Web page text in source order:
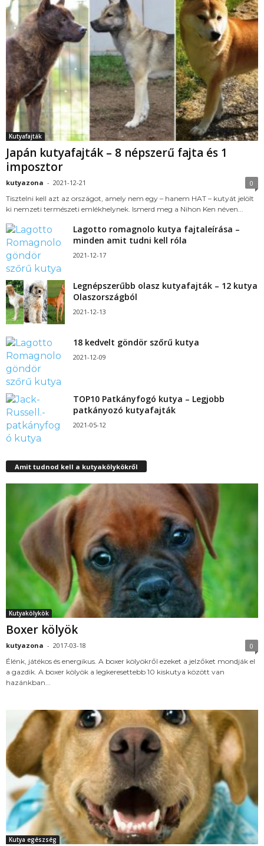
Kutyafajták
Japán kutyafajták – 8 népszerű fajta és 1
imposztor
kutyazona - 2021-12-21
0
Tisztelni kell azt az országot, amely nem egy – hanem HAT – kutyát jelölt
ki nemzeti természeti emlékhelynek. Ismerd meg a Nihon Ken néven...
Lagotto romagnolo kutya fajtaleírása –
minden amit tudni kell róla
2021-12-17
Legnépszerűbb olasz kutyafajták – 12 kutya
Olaszországból
2021-12-13
18 kedvelt göndör szőrű kutya
2021-12-09
TOP10 Patkányfogó kutya – Legjobb
patkányozó kutyafajták
2021-05-12
Amit tudnod kell a kutyakölykökről
Kutyakölykök
Boxer kölyök
kutyazona - 2017-03-18
0
Élénk, játékos és energikus. A boxer kölyökről ezeket a jelzőket mondják el
a gazdik. A boxer kölyök a legkeresettebb 10 kiskutya között van
hazánkban...
Kutya egészség